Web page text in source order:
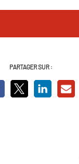
2023.pdf
PARTAGER SUR :